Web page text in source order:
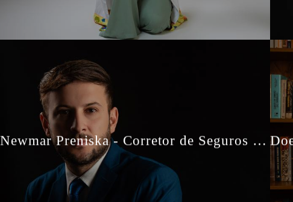
Newmar Preniska - Corretor de Seguros - Retratos Profissionais